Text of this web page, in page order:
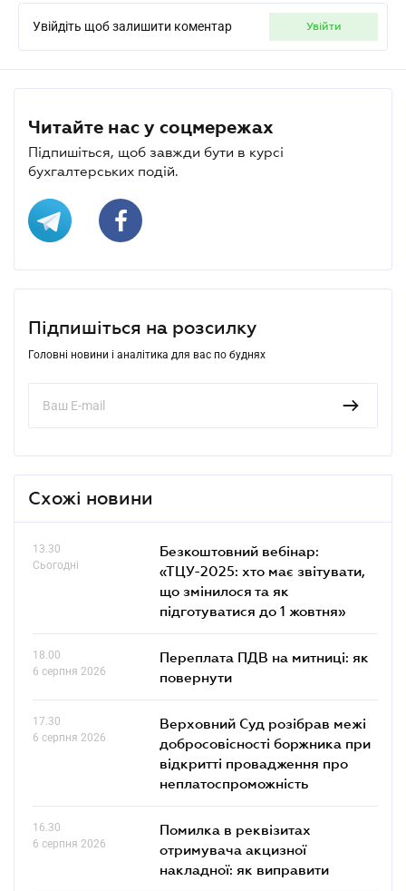
Увійдіть щоб залишити коментар увійти
Читайте нас у соцмережах
Підпишіться, щоб завжди бути в курсі
бухгалтерських подій.
Підпишіться на розсилку
Головні новини і аналітика для вас по буднях
Схожі новини
13.30
Сьогодні
Безкоштовний вебінар:
«ТЦУ-2025: хто має звітувати,
що змінилося та як
підготуватися до 1 жовтня»
18.00
6 серпня 2026
Переплата ПДВ на митниці: як
повернути
17.30
6 серпня 2026
Верховний Суд розібрав межі
добросовісності боржника при
відкритті провадження про
неплатоспроможність
16.30
6 серпня 2026
Помилка в реквізитах
отримувача акцизної
накладної: як виправити